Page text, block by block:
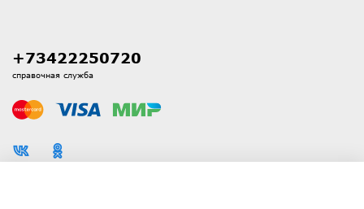
+73422250720
справочная служба